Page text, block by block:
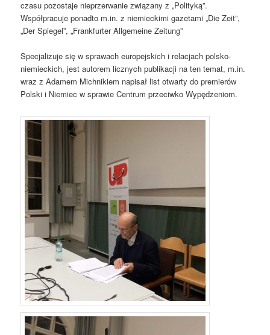
czasu pozostaje nieprzerwanie związany z „Polityką”.
Współpracuje ponadto m.in. z niemieckimi gazetami „Die Zeit”,
„Der Spiegel”, „Frankfurter Allgemeine Zeitung”
Specjalizuje się w sprawach europejskich i relacjach polsko-
niemieckich, jest autorem licznych publikacji na ten temat, m.in.
wraz z Adamem Michnikiem napisał list otwarty do premierów
Polski i Niemiec w sprawie Centrum przeciwko Wypędzeniom.